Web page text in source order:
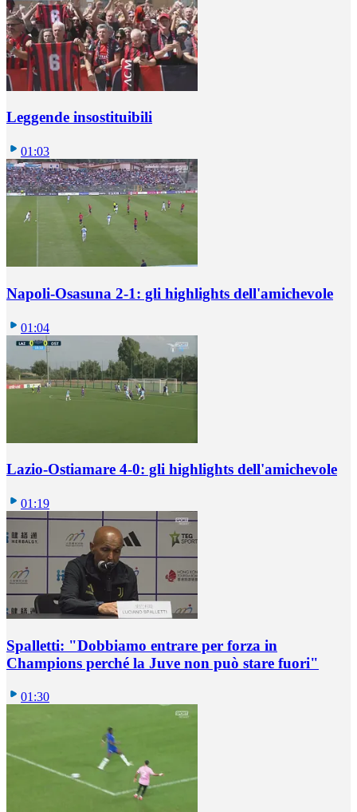
Leggende insostituibili
01:03
Napoli-Osasuna 2-1: gli highlights dell'amichevole
01:04
Lazio-Ostiamare 4-0: gli highlights dell'amichevole
01:19
Spalletti: "Dobbiamo entrare per forza in
Champions perché la Juve non può stare fuori"
01:30